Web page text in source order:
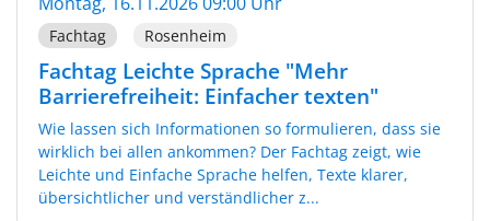
Fachtag Rosenheim
Fachtag Leichte Sprache "Mehr
Barrierefreiheit: Einfacher texten"
Wie lassen sich Informationen so formulieren, dass sie
wirklich bei allen ankommen? Der Fachtag zeigt, wie
Leichte und Einfache Sprache helfen, Texte klarer,
übersichtlicher und verständlicher z...